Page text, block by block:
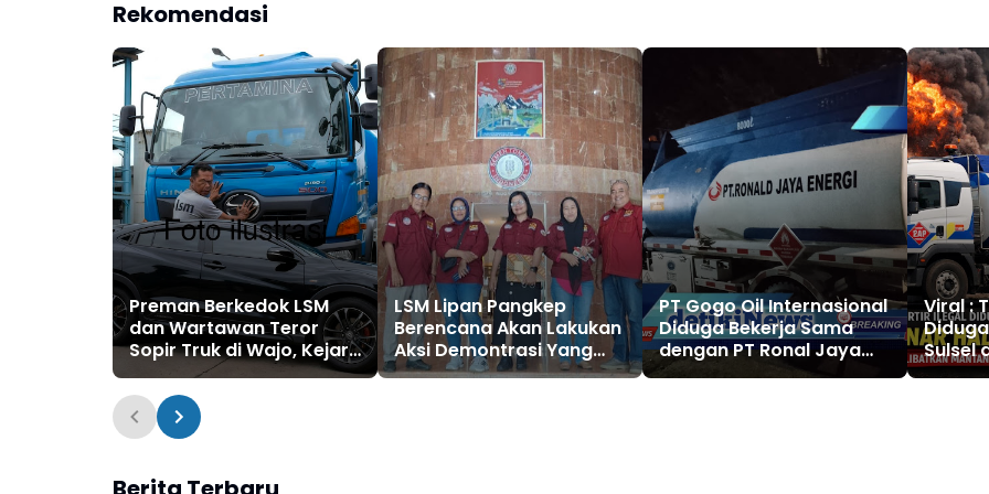
Rekomendasi
Preman Berkedok LSM
dan Wartawan Teror
Sopir Truk di Wajo, Kejar
dan Palang Kendaraan
Lalu Minta Rp3 Juta
LSM Lipan Pangkep
Berencana Akan Lakukan
Aksi Demontrasi Yang
Keduakalinya, PT. Semen
PT Gogo Oil Internasional
Diduga Bekerja Sama
dengan PT Ronal Jaya
Energi Selundupkan Solar
Viral :
Sulsel
Sinar